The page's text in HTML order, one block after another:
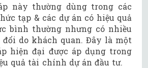
này thường dùng trong các
tạp & các dự án có hiệu quả
bình thường nhưng có nhiều
do khách quan. Đây là một
hiện đại được áp dụng trong
quả tài chính dự án đầu tư.